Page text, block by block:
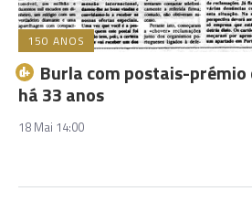
150 ANOS
Burla com postais-prémio
há 33 anos
18 Mai 14:00